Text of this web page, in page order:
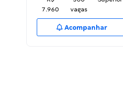
7.960
vagas
Acompanhar